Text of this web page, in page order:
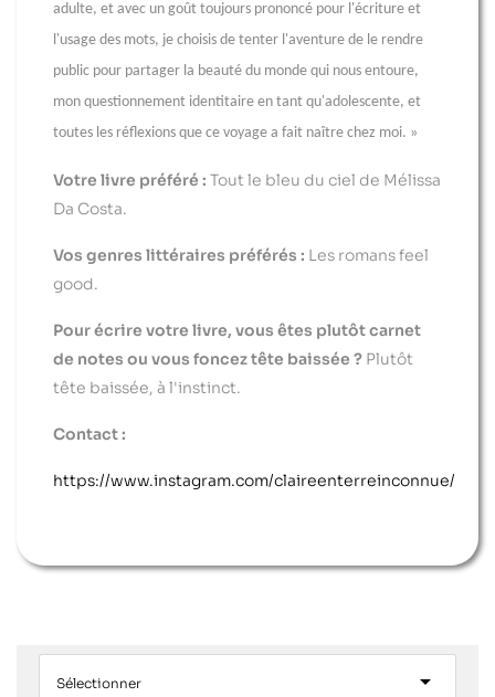
adulte, et avec un goût toujours prononcé pour l'écriture et
l'usage des mots, je choisis de tenter l'aventure de le rendre
public pour partager la beauté du monde qui nous entoure,
mon questionnement identitaire en tant qu'adolescente, et
toutes les réflexions que ce voyage a fait naître chez moi. »
Votre livre préféré : Tout le bleu du ciel de Mélissa
Da Costa.
Vos genres littéraires préférés : Les romans feel
good.
Pour écrire votre livre, vous êtes plutôt carnet
de notes ou vous foncez tête baissée ? Plutôt
tête baissée, à l'instinct.
Contact :
https://www.instagram.com/claireenterreinconnue/
Sélectionner 